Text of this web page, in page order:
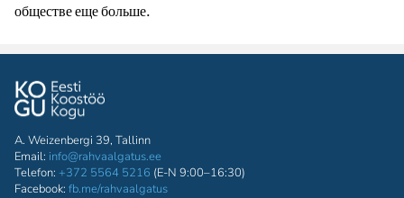
обществе еще больше.
A. Weizenbergi 39, Tallinn
Email: info@rahvaalgatus.ee
Telefon: +372 5564 5216 (E-N 9:00–16:30)
Facebook: fb.me/rahvaalgatus